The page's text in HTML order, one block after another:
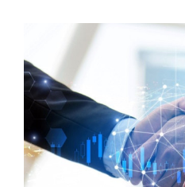
afbeelding